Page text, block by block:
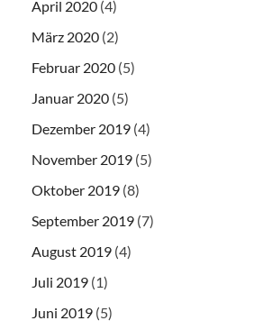
April 2020 (4)
März 2020 (2)
Februar 2020 (5)
Januar 2020 (5)
Dezember 2019 (4)
November 2019 (5)
Oktober 2019 (8)
September 2019 (7)
August 2019 (4)
Juli 2019 (1)
Juni 2019 (5)